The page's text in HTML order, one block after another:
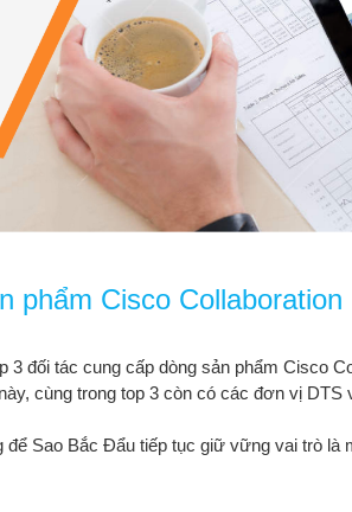
phẩm Cisco Collaboration
đối tác cung cấp dòng sản phẩm Cisco
cùng trong top 3 còn có các đơn vị DTS
Sao Bắc Đẩu tiếp tục giữ vững vai trò là